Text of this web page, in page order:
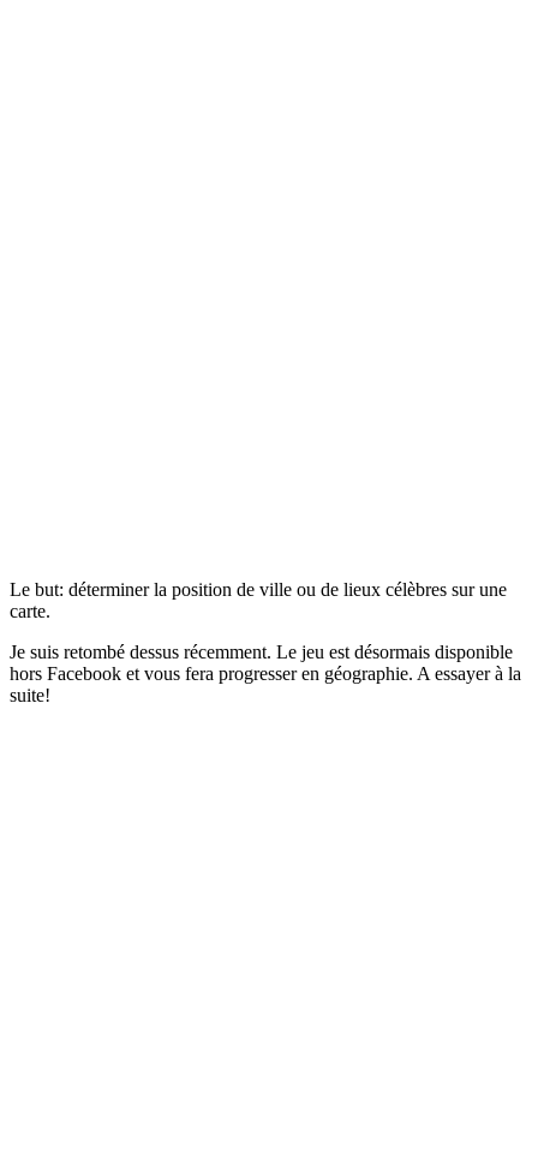
Le but: déterminer la position de ville ou de lieux célèbres sur une
carte.
Je suis retombé dessus récemment. Le jeu est désormais disponible
hors Facebook et vous fera progresser en géographie. A essayer à la
suite!